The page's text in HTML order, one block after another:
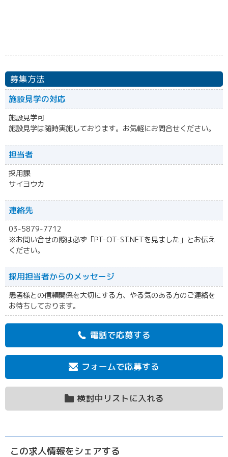
募集方法
施設見学の対応
施設見学可
施設見学は随時実施しております。お気軽にお問合せください。
担当者
採用課
サイヨウカ
連絡先
03-5879-7712
※お問い合せの際は必ず「PT-OT-ST.NETを見ました」とお伝え
ください。
採用担当者からのメッセージ
患者様との信頼関係を大切にする方、やる気のある方のご連絡を
お待ちしております。
電話で応募する
フォームで応募する
検討中リストに入れる
この求人情報をシェアする